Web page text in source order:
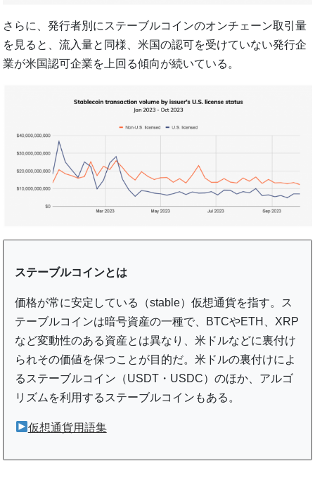
さらに、発行者別にステーブルコインのオンチェーン取引量
を見ると、流入量と同様、米国の認可を受けていない発行企
業が米国認可企業を上回る傾向が続いている。
ステーブルコインとは
価格が常に安定している（stable）仮想通貨を指す。ス
テーブルコインは暗号資産の一種で、BTCやETH、XRP
など変動性のある資産とは異なり、米ドルなどに裏付け
られその価値を保つことが目的だ。米ドルの裏付けによ
るステーブルコイン（USDT・USDC）のほか、アルゴ
リズムを利用するステーブルコインもある。
仮想通貨用語集